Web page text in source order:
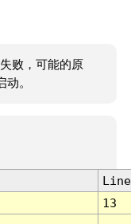
败，可能的原
。
Line
13